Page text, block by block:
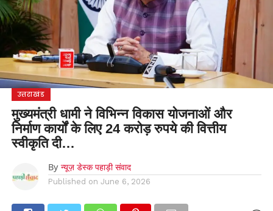
उत्तराखंड
मुख्यमंत्री धामी ने विभिन्न विकास योजनाओं और
निर्माण कार्यों के लिए 24 करोड़ रुपये की वित्तीय
स्वीकृति दी…
By न्यूज़ डेस्क पहाड़ी संवाद
Published on June 6, 2026